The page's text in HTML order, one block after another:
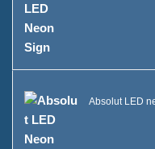
Absolut LED